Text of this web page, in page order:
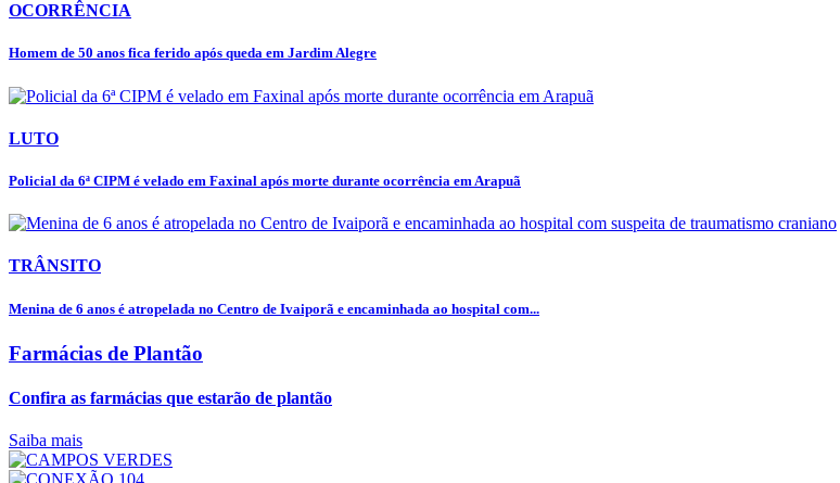
OCORRÊNCIA
Homem de 50 anos fica ferido após queda em Jardim Alegre
LUTO
Policial da 6ª CIPM é velado em Faxinal após morte durante ocorrência em Arapuã
TRÂNSITO
Menina de 6 anos é atropelada no Centro de Ivaiporã e encaminhada ao hospital com...
Farmácias de Plantão
Confira as farmácias que estarão de plantão
Saiba mais